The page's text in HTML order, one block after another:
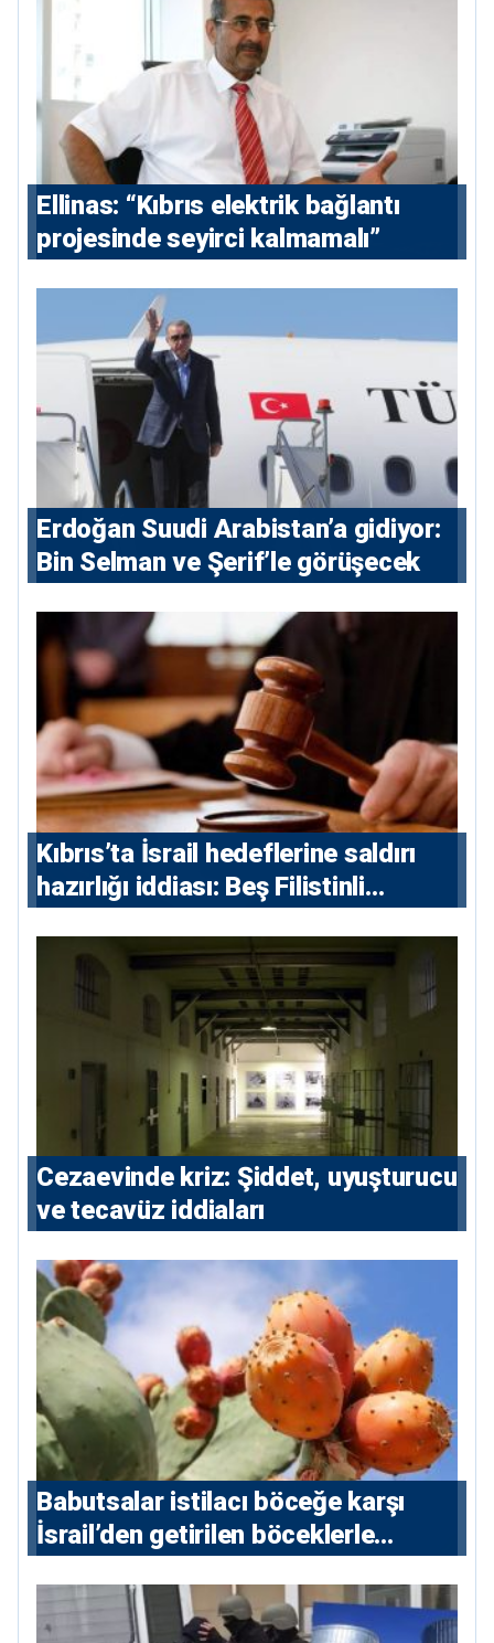
Ellinas: “Kıbrıs elektrik bağlantı
projesinde seyirci kalmamalı”
Erdoğan Suudi Arabistan’a gidiyor:
Bin Selman ve Şerif’le görüşecek
Kıbrıs’ta İsrail hedeflerine saldırı
hazırlığı iddiası: Beş Filistinli
Cezaevinde kriz: Şiddet, uyuşturucu
ve tecavüz iddiaları
Babutsalar istilacı böceğe karşı
İsrail’den getirilen böceklerle